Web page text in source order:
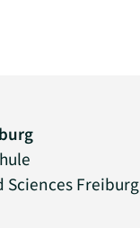
Sciences Freiburg